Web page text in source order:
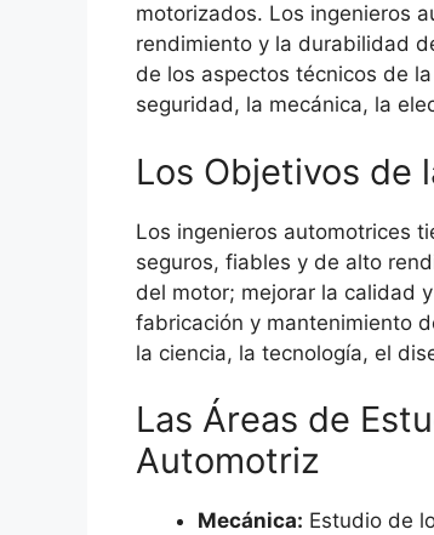
motorizados. Los ingenieros
rendimiento y la durabilidad
de los aspectos técnicos de
seguridad, la mecánica, la
Los Objetivos de
Los ingenieros automotrices
seguros, fiables y de alto
del motor; mejorar la calidad
fabricación y mantenimiento
la ciencia, la tecnología, el
Las Áreas de
Automotriz
Mecánica: Estudio de